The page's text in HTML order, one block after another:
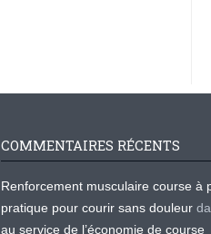
COMMENTAIRES RÉCENTS
Renforcement musculaire course à
pratique pour courir sans douleur
au service de l’économie de course